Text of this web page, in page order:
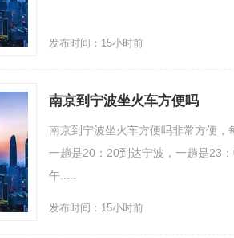
发布时间：15小时前
南京到宁波坐火车方便吗
南京到宁波坐火车方便吗非常方便，
一趟是20：20到达宁波，一趟是23
午.....
发布时间：15小时前